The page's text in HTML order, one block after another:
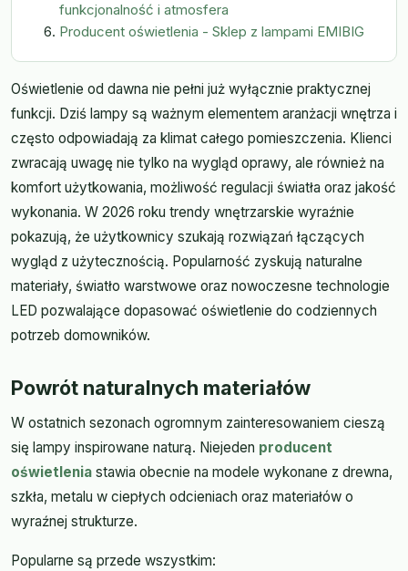
funkcjonalność i atmosfera
Producent oświetlenia - Sklep z lampami EMIBIG
Oświetlenie od dawna nie pełni już wyłącznie praktycznej
funkcji. Dziś lampy są ważnym elementem aranżacji wnętrza i
często odpowiadają za klimat całego pomieszczenia. Klienci
zwracają uwagę nie tylko na wygląd oprawy, ale również na
komfort użytkowania, możliwość regulacji światła oraz jakość
wykonania. W 2026 roku trendy wnętrzarskie wyraźnie
pokazują, że użytkownicy szukają rozwiązań łączących
wygląd z użytecznością. Popularność zyskują naturalne
materiały, światło warstwowe oraz nowoczesne technologie
LED pozwalające dopasować oświetlenie do codziennych
potrzeb domowników.
Powrót naturalnych materiałów
W ostatnich sezonach ogromnym zainteresowaniem cieszą
się lampy inspirowane naturą. Niejeden producent
oświetlenia stawia obecnie na modele wykonane z drewna,
szkła, metalu w ciepłych odcieniach oraz materiałów o
wyraźnej strukturze.
Popularne są przede wszystkim: